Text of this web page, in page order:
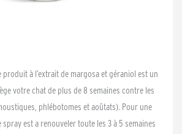
produit à l’extrait de margosa et géraniol est un
votre chat de plus de 8 semaines contre les
phlébotomes et aoûtats). Pour une
est a renouveler toute les 3 à 5 semaines